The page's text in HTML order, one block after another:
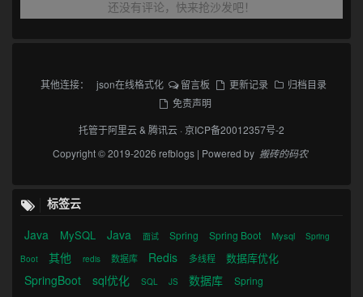
还没有评论，快来抢沙发吧！
其他连接： json在线格式化 留言板 更新记录
归档目录
免责声明
托管于阿里云& 腾讯云 ·京ICP备20012357号-2
Copyright © 2019-2026 refblogs | Powered by 搬砖的码农
标签云
Java MySQL Java 面试 Spring Spring Boot Mysql
Spring
Boot
其他 redis 数据库 Redis 多线程 数据库优化
SpringBoot sql优化 SQL JS 数据库 Spring